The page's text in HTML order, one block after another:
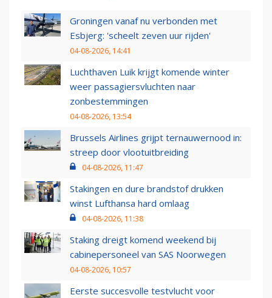
Groningen vanaf nu verbonden met
Esbjerg: 'scheelt zeven uur rijden'
04-08-2026, 14:41
Luchthaven Luik krijgt komende winter
weer passagiersvluchten naar
zonbestemmingen
04-08-2026, 13:54
Brussels Airlines grijpt ternauwernood in:
streep door vlootuitbreiding
04-08-2026, 11:47
Stakingen en dure brandstof drukken
winst Lufthansa hard omlaag
04-08-2026, 11:38
Staking dreigt komend weekend bij
cabinepersoneel van SAS Noorwegen
04-08-2026, 10:57
Eerste succesvolle testvlucht voor